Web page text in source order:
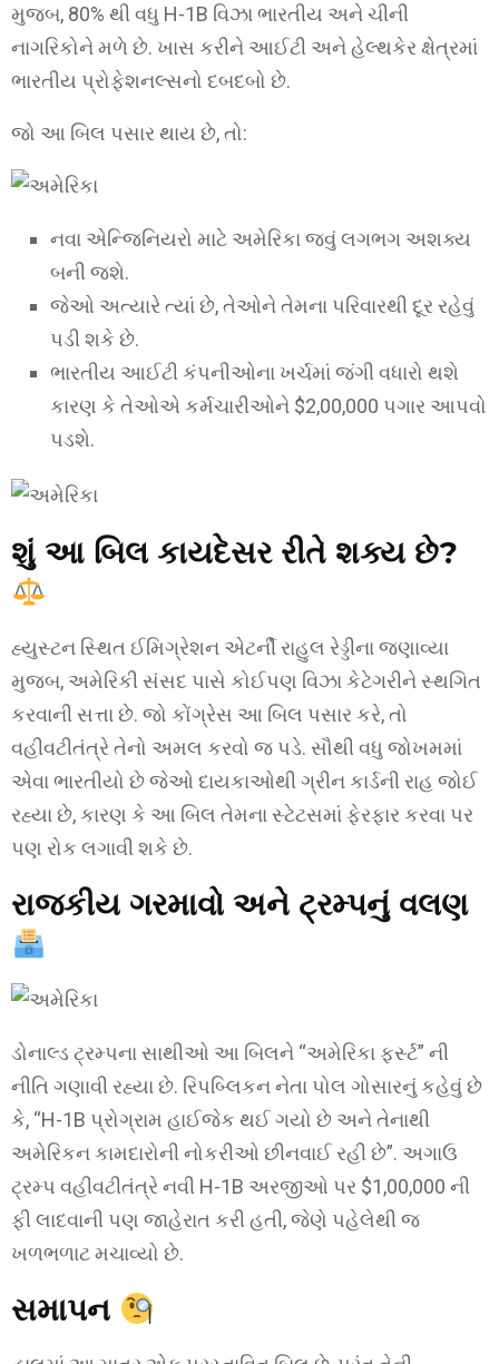
મુજબ, 80% થી વધુ H-1B વિઝા ભારતીય અને ચીની
નાગરિકોને મળે છે. ખાસ કરીને આઈટી અને હેલ્થકેર ક્ષેત્રમાં
ભારતીય પ્રોફેશનલ્સનો દબદબો છે.
જો આ બિલ પસાર થાય છે, તો:
નવા એન્જિનિયરો માટે અમેરિકા જવું લગભગ અશક્ય
બની જશે.
જેઓ અત્યારે ત્યાં છે, તેઓને તેમના પરિવારથી દૂર રહેવું
પડી શકે છે.
ભારતીય આઈટી કંપનીઓના ખર્ચમાં જંગી વધારો થશે
કારણ કે તેઓએ કર્મચારીઓને $2,00,000 પગાર આપવો
પડશે.
શું આ બિલ કાયદેસર રીતે શક્ય છે?
હ્યુસ્ટન સ્થિત ઈમિગ્રેશન એટર્ની રાહુલ રેડ્ડીના જણાવ્યા
મુજબ, અમેરિકી સંસદ પાસે કોઈપણ વિઝા કેટેગરીને સ્થગિત
કરવાની સત્તા છે. જો કોંગ્રેસ આ બિલ પસાર કરે, તો
વહીવટીતંત્રે તેનો અમલ કરવો જ પડે. સૌથી વધુ જોખમમાં
એવા ભારતીયો છે જેઓ દાયકાઓથી ગ્રીન કાર્ડની રાહ જોઈ
રહ્યા છે, કારણ કે આ બિલ તેમના સ્ટેટસમાં ફેરફાર કરવા પર
પણ રોક લગાવી શકે છે.
રાજકીય ગરમાવો અને ટ્રમ્પનું વલણ
ડોનાલ્ડ ટ્રમ્પના સાથીઓ આ બિલને “અમેરિકા ફર્સ્ટ” ની
નીતિ ગણાવી રહ્યા છે. રિપબ્લિકન નેતા પોલ ગોસારનું કહેવું છે
કે, “H-1B પ્રોગ્રામ હાઈજેક થઈ ગયો છે અને તેનાથી
અમેરિકન કામદારોની નોકરીઓ છીનવાઈ રહી છે”. અગાઉ
ટ્રમ્પ વહીવટીતંત્રે નવી H-1B અરજીઓ પર $1,00,000 ની
ફી લાદવાની પણ જાહેરાત કરી હતી, જેણે પહેલેથી જ
ખળભળાટ મચાવ્યો છે.
સમાપન